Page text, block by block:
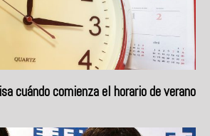
cuándo comienza el horario de verano